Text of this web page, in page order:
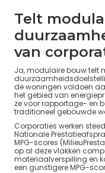
Telt
van
Ja, modulaire bouw telt
de woningen voldoen
het gebied van
ze voor rapportage- en
traditioneel gebouwde
Corporaties werken
Nationale
MPG-scores
op al deze vlakken
materiaalverspilling en
een gunstigere MPG-